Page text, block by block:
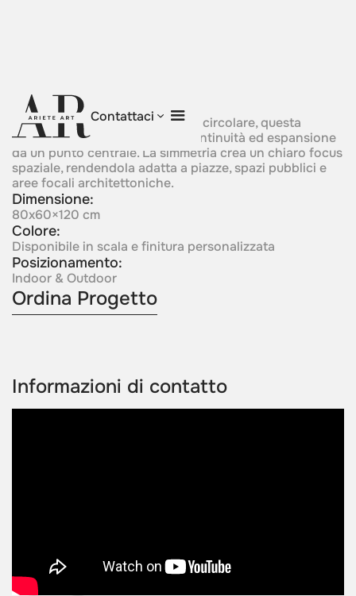
Contattaci
Radiant Circle
Strutturata attorno a una forma circolare, questa
composizione esprime unità, continuità ed espansione
da un punto centrale. La simmetria crea un chiaro focus
spaziale, rendendola adatta a piazze, spazi pubblici e
aree focali architettoniche.
Dimensione:
80x60×120 cm
Colore:
Disponibile in scala e finitura personalizzata
Posizionamento:
Indoor & Outdoor
Ordina Progetto
Informazioni di contatto